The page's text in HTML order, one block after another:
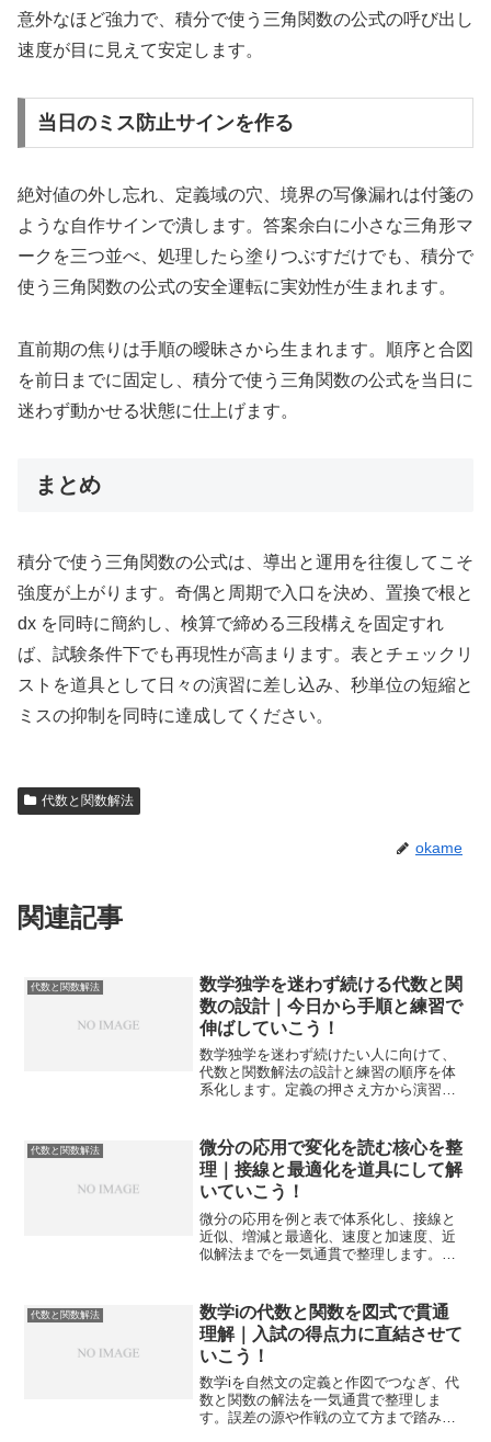
意外なほど強力で、積分で使う三角関数の公式の呼び出し
速度が目に見えて安定します。
当日のミス防止サインを作る
絶対値の外し忘れ、定義域の穴、境界の写像漏れは付箋の
ような自作サインで潰します。答案余白に小さな三角形マ
ークを三つ並べ、処理したら塗りつぶすだけでも、積分で
使う三角関数の公式の安全運転に実効性が生まれます。
直前期の焦りは手順の曖昧さから生まれます。順序と合図
を前日までに固定し、積分で使う三角関数の公式を当日に
迷わず動かせる状態に仕上げます。
まとめ
積分で使う三角関数の公式は、導出と運用を往復してこそ
強度が上がります。奇偶と周期で入口を決め、置換で根と
dx を同時に簡約し、検算で締める三段構えを固定すれ
ば、試験条件下でも再現性が高まります。表とチェックリ
ストを道具として日々の演習に差し込み、秒単位の短縮と
ミスの抑制を同時に達成してください。
代数と関数解法
okame
関連記事
代数と関数解法
数学独学を迷わず続ける代数と関
数の設計｜今日から手順と練習で
伸ばしていこう！
数学独学を迷わず続けたい人に向けて、
代数と関数解法の設計と練習の順序を体
系化します。定義の押さえ方から演習計
代数と関数解法
微分の応用で変化を読む核心を整
理｜接線と最適化を道具にして解
いていこう！
微分の応用を例と表で体系化し、接線と
近似、増減と最適化、速度と加速度、近
似解法までを一気通貫で整理します。定
代数と関数解法
数学iの代数と関数を図式で貫通
理解｜入試の得点力に直結させて
いこう！
数学iを自然文の定義と作図でつなぎ、代
数と関数の解法を一気通貫で整理しま
す。誤差の源や作戦の立て方まで踏み込